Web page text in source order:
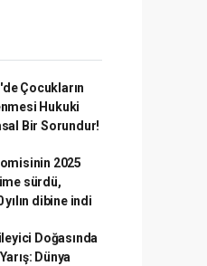
Çocukların
Hukuki
Bir Sorundur!
2025
sürdü,
dibine indi
Doğasında
Dünya